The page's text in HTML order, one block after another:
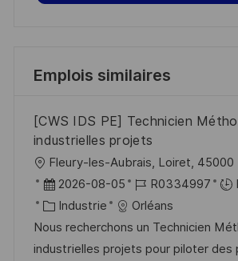
Emplois similaires
[CWS IDS PE] Technicien
industrielles projets
o
c
a
l
Fleury-les-Aubrais, Loiret, 45000
D
a
t
e
2026-08-05
R
é
f
é
R0334997
C
a
t
Industrie
Orléans
Nous recherchons un Technicien
industrielles projets pour piloter des